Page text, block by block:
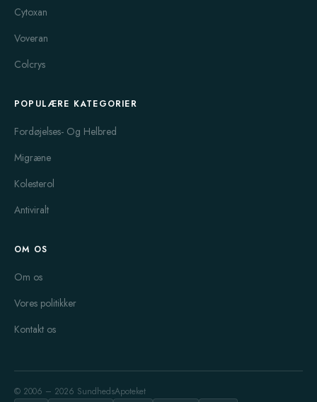
Cytoxan
Voveran
Colcrys
POPULÆRE KATEGORIER
Fordøjelses- Og Helbred
Migræne
Kolesterol
Antiviralt
OM OS
Om os
Vores politikker
Kontakt os
© 2006 – 2026 SundhedsApoteket